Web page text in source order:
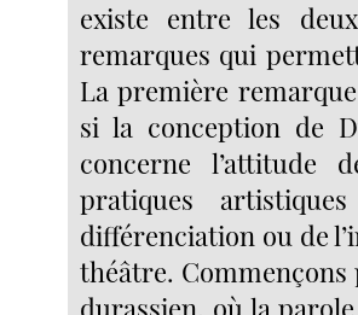
existe entre les
remarques qui
La première
si la conception de
concerne l’attitude
pratiques
différenciation ou de
théâtre.
durassien, où la